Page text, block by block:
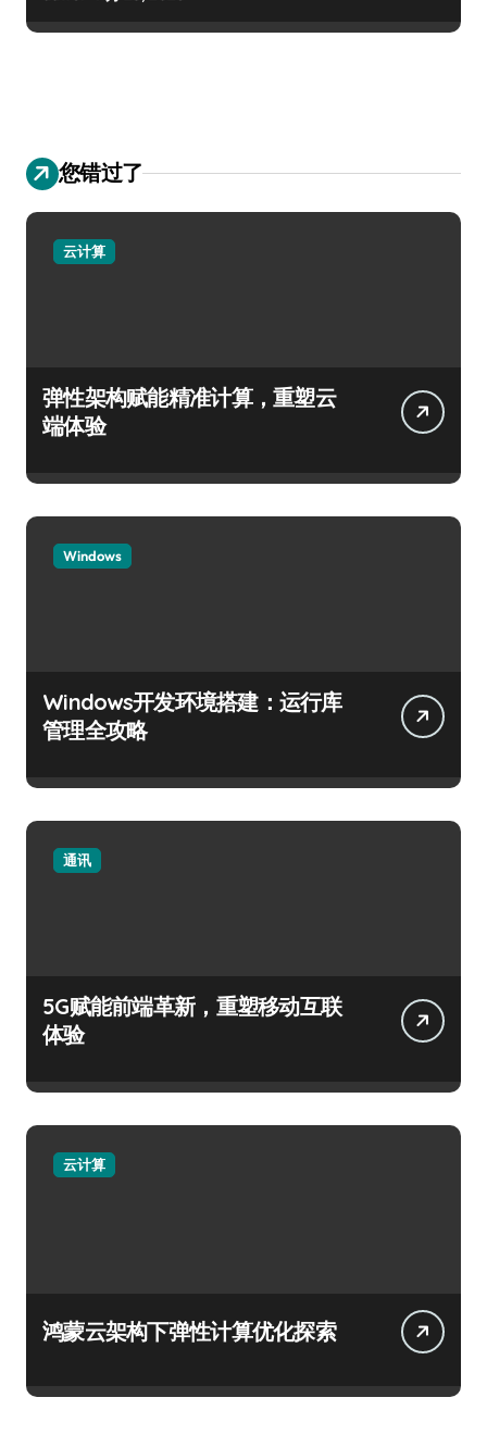
您错过了
云计算
弹性架构赋能精准计算，重塑云
端体验
Windows
Windows开发环境搭建：运行库
管理全攻略
通讯
5G赋能前端革新，重塑移动互联
体验
云计算
鸿蒙云架构下弹性计算优化探索